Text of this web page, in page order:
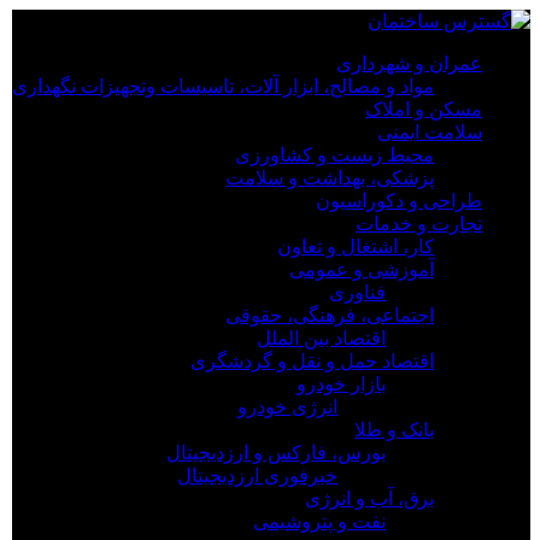
عمران و شهرداری
مواد و مصالح، ابزار آلات، تاسیسات وتجهیزات نگهداری
مسکن و املاک
سلامت ایمنی
محیط زیست و کشاورزی
پزشکی، بهداشت و سلامت
طراحی و دکوراسیون
تجارت و خدمات
کار، اشتغال و تعاون
آموزشی و عمومی
فناوری
اجتماعی، فرهنگی، حقوقی
اقتصاد بین الملل
اقتصاد حمل و نقل و گردشگری
بازار خودرو
انرژی خودرو
بانک و طلا
بورس، فارکس و ارزدیجیتال
خبرفوری ارزدیجیتال
برق، آب و انرژی
نفت و پتروشیمی
×
عمران و شهرداری
مواد و مصالح، ابزار آلات، تاسیسات وتجهیزات نگهداری
مسکن و املاک
سلامت ایمنی
محیط زیست و کشاورزی
پزشکی، بهداشت و سلامت
طراحی و دکوراسیون
تجارت و خدمات
کار، اشتغال و تعاون
آموزشی و عمومی
فناوری
اجتماعی، فرهنگی، حقوقی
اقتصاد بین الملل
اقتصاد حمل و نقل و گردشگری
بازار خودرو
بانک و طلا
بورس، فارکس و ارزدیجیتال
خبرفوری ارزدیجیتال
برق، آب و انرژی